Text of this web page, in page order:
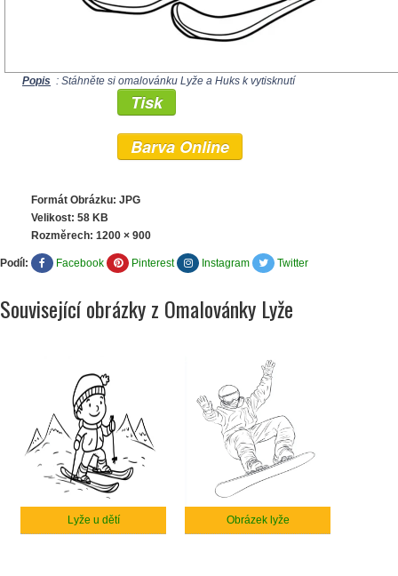
Popis : Stáhněte si omalovánku Lyže a Huks k vytisknutí
Tisk
Barva Online
Formát Obrázku: JPG
Velikost: 58 KB
Rozměrech: 1200 × 900
Podíl: Facebook Pinterest Instagram Twitter
Související obrázky z Omalovánky Lyže
Lyže u dětí Obrázek lyže